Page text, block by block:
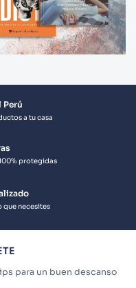
Perú
a tu casa
protegidas
que necesites
para un buen descanso